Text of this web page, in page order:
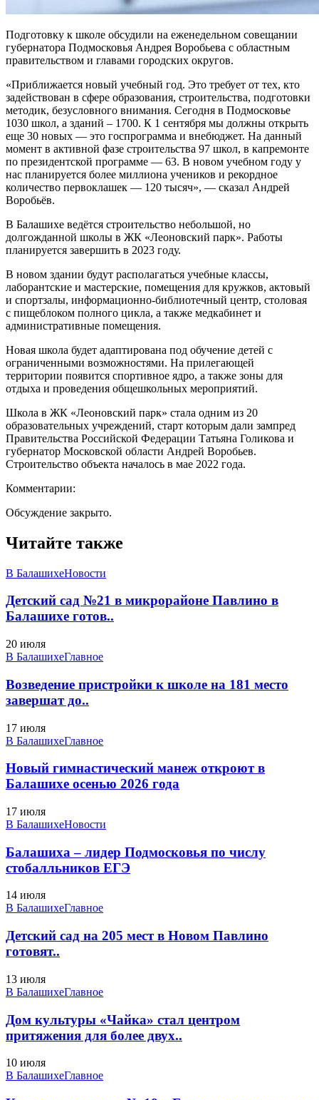
Подготовку к школе обсудили на еженедельном совещании
губернатора Подмосковья Андрея Воробьева с областным
правительством и главами городских округов.
«Приближается новый учебный год. Это требует от тех, кто
задействован в сфере образования, строительства, подготовки
методик, безусловного внимания. Сегодня в Подмосковье
1030 школ, а зданий – 1700. К 1 сентября мы должны открыть
еще 30 новых — это госпрограмма и внебюджет. На данный
момент в активной фазе строительства 97 школ, в капремонте
по президентской программе — 63. В новом учебном году у
нас планируется более миллиона учеников и рекордное
количество первоклашек — 120 тысяч», — сказал Андрей
Воробьёв.
В Балашихе ведётся строительство небольшой, но
долгожданной школы в ЖК «Леоновский парк». Работы
планируется завершить в 2023 году.
В новом здании будут располагаться учебные классы,
лаборантские и мастерские, помещения для кружков, актовый
и спортзалы, информационно-библиотечный центр, столовая
с пищеблоком полного цикла, а также медкабинет и
административные помещения.
Новая школа будет адаптирована под обучение детей с
ограниченными возможностями. На прилегающей
территории появится спортивное ядро, а также зоны для
отдыха и проведения общешкольных мероприятий.
Школа в ЖК «Леоновский парк» стала одним из 20
образовательных учреждений, старт которым дали зампред
Правительства Российской Федерации Татьяна Голикова и
губернатор Московской области Андрей Воробьев.
Строительство объекта началось в мае 2022 года.
Комментарии:
Обсуждение закрыто.
Читайте также
В БалашихеНовости
Детский сад №21 в микрорайоне Павлино в
Балашихе готов..
20 июля
В БалашихеГлавное
Возведение пристройки к школе на 181 место
завершат до..
17 июля
В БалашихеГлавное
Новый гимнастический манеж откроют в
Балашихе осенью 2026 года
17 июля
В БалашихеНовости
Балашиха – лидер Подмосковья по числу
стобалльников ЕГЭ
14 июля
В БалашихеГлавное
Детский сад на 205 мест в Новом Павлино
готовят..
13 июля
В БалашихеГлавное
Дом культуры «Чайка» стал центром
притяжения для более двух..
10 июля
В БалашихеГлавное